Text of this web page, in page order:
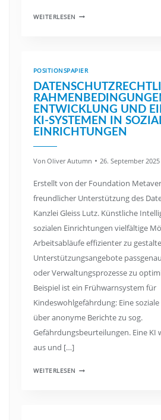
WEITERLESEN
POSITIONSPAPIER
ENTWICKLUNG UND
KI-SYSTEMEN IN
EINRICHTUNGEN
Von Oliver Autumn 26. September 2025
Erstellt von der Foundation
freundlicher Unterstützung des
Kanzlei Gleiss Lutz. Künstliche
sozialen Einrichtungen vielfältige
Arbeitsabläufe effizienter zu
Unterstützungsangebote
oder Verwaltungsprozesse zu
Beispiel ist ein Frühwarnsystem für
Kindeswohlgefährdung: Eine
über anonyme Berichte zu sog.
Gefährdungsbeurteilungen. Eine KI
aus und […]
WEITERLESEN